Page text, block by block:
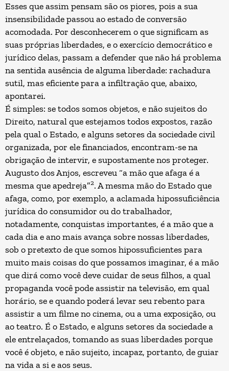
Esses que assim pensam são os piores, pois a sua
insensibilidade passou ao estado de conversão
acomodada. Por desconhecerem o que significam as
suas próprias liberdades, e o exercício democrático e
jurídico delas, passam a defender que não há problema
na sentida ausência de alguma liberdade: rachadura
sutil, mas eficiente para a infiltração que, abaixo,
apontarei.
É simples: se todos somos objetos, e não sujeitos do
Direito, natural que estejamos todos expostos, razão
pela qual o Estado, e alguns setores da sociedade civil
organizada, por ele financiados, encontram-se na
obrigação de intervir, e supostamente nos proteger.
Augusto dos Anjos, escreveu “a mão que afaga é a
mesma que apedreja”2. A mesma mão do Estado que
afaga, como, por exemplo, a aclamada hipossuficiência
jurídica do consumidor ou do trabalhador,
notadamente, conquistas importantes, é a mão que a
cada dia e ano mais avança sobre nossas liberdades,
sob o pretexto de que somos hipossuficientes para
muito mais coisas do que possamos imaginar, é a mão
que dirá como você deve cuidar de seus filhos, a qual
propaganda você pode assistir na televisão, em qual
horário, se e quando poderá levar seu rebento para
assistir a um filme no cinema, ou a uma exposição, ou
ao teatro. É o Estado, e alguns setores da sociedade a
ele entrelaçados, tomando as suas liberdades porque
você é objeto, e não sujeito, incapaz, portanto, de guiar
na vida a si e aos seus.